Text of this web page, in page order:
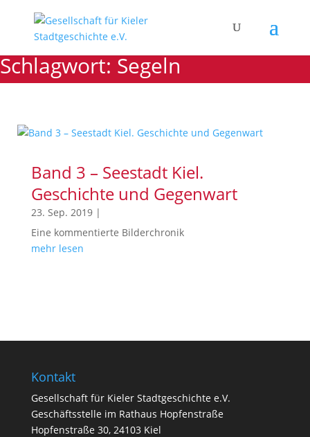
Schlagwort: Segeln
Band 3 – Seestadt Kiel.
Geschichte und Gegenwart
23. Sep. 2019|
Eine kommentierte Bilderchronik
mehr lesen
Kontakt
Gesellschaft für Kieler Stadtgeschichte e.V.
Geschäftsstelle im Rathaus Hopfenstraße
Hopfenstraße 30, 24103 Kiel